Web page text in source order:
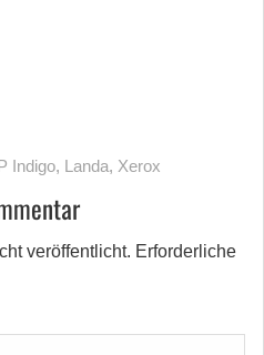
Indigo, Landa, Xerox
veröffentlicht. Erforderliche